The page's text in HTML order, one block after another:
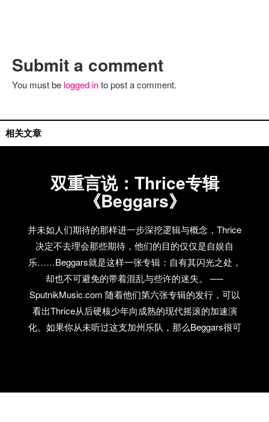
Submit a comment
You must be logged into post a comment.
相关文章
双重言说：Thrice专辑
《Beggars》
并未如人们期待的那样进一步深挖逻辑与概念，Thrice
决定不去理会那些期待，他们的目的仅仅是自娱自
乐……Beggars就是这样一张专辑：自有其闪光之处，
却也不可避免的带着混乱与些许的迷失。 ──
SputnikMusic.com 随着他们第六张专辑的发行，可以
看出Thrice从后硬核少年向成熟的现代摇滚的加速演
化。如果你从未听过这支加州乐队，那么Beggars很可
Beggars从未沉溺于某种自以为是，与“自我放逐”的主
专辑评论